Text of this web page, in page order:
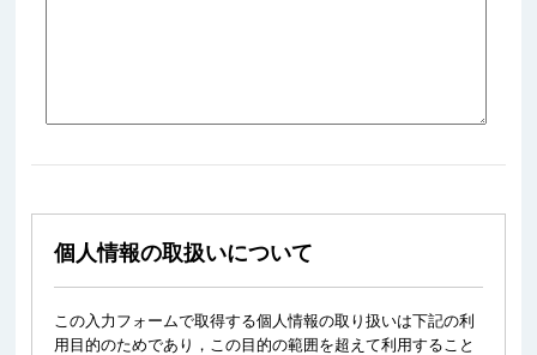
個人情報の取扱いについて
この入力フォームで取得する個人情報の取り扱いは下記の利
用目的のためであり，この目的の範囲を超えて利用すること